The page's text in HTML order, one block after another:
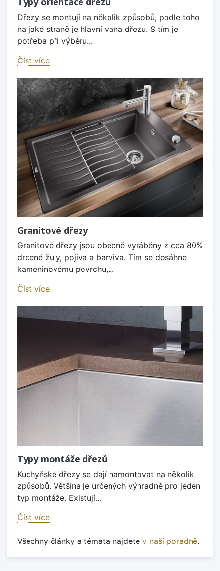
Dřezy se montují na několik způsobů, podle toho
na jaké straně je hlavní vana dřezu. S tím je
potřeba při výběru...
Číst více
Granitové dřezy
Granitové dřezy jsou obecně vyráběny z cca 80%
drcené žuly, pojiva a barviva. Tím se dosáhne
kameninovému povrchu,...
Číst více
Typy montáže dřezů
Kuchyňské dřezy se dají namontovat na několik
způsobů. Většina je určených výhradně pro jeden
typ montáže. Existují...
Číst více
Všechny články a témata najdete v naší poradně.